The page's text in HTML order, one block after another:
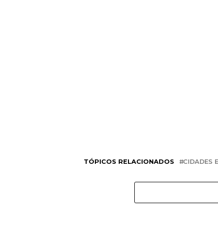
TÓPICOS RELACIONADOS CIDADES